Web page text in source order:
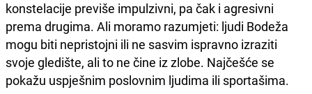
konstelacije previše impulzivni, pa čak i agresivni
prema drugima. Ali moramo razumjeti: ljudi Bodeža
mogu biti nepristojni ili ne sasvim ispravno izraziti
svoje gledište, ali to ne čine iz zlobe. Najčešće se
pokažu uspješnim poslovnim ljudima ili sportašima.